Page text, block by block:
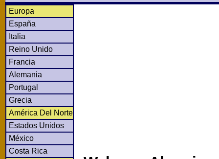
Europa
España
Italia
Reino Unido
Francia
Alemania
Portugal
Grecia
América Del Norte
Estados Unidos
México
Costa Rica